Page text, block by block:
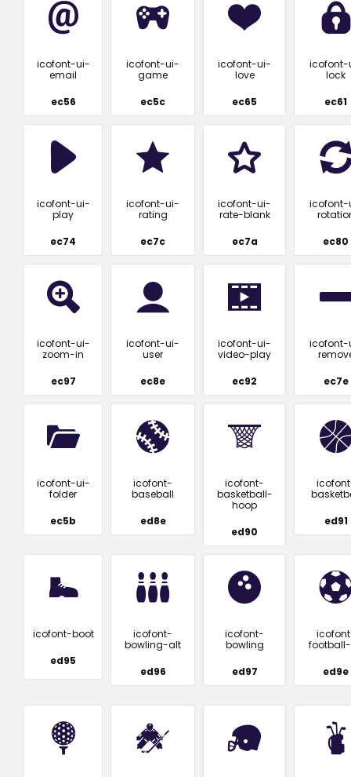
icofont-ui-
email
ec56
icofont-ui-
game
ec5c
icofont-ui-
love
ec65
lock
ec61
icofont-ui-
play
ec74
icofont-ui-
rating
ec7c
icofont-ui-
rate-blank
ec7a
ec80
icofont-ui-
zoom-in
ec97
icofont-ui-
user
ec8e
icofont-ui-
video-play
ec92
ec7e
icofont-ui-
folder
ec5b
icofont-
baseball
ed8e
icofont-
basketball-
hoop
ed90
ed91
icofont-boot
ed95
icofont-
bowling-alt
ed96
icofont-
bowling
ed97
ed9e